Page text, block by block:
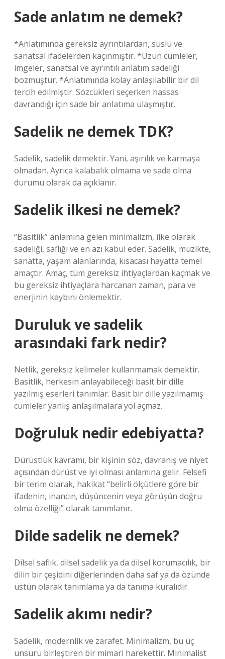
Sade anlatım ne demek?
*Anlatımında gereksiz ayrıntılardan, süslü ve
sanatsal ifadelerden kaçınmıştır. *Uzun cümleler,
imgeler, sanatsal ve ayrıntılı anlatım sadeliği
bozmuştur. *Anlatımında kolay anlaşılabilir bir dil
tercih edilmiştir. Sözcükleri seçerken hassas
davrandığı için sade bir anlatıma ulaşmıştır.
Sadelik ne demek TDK?
Sadelik, sadelik demektir. Yani, aşırılık ve karmaşa
olmadan. Ayrıca kalabalık olmama ve sade olma
durumu olarak da açıklanır.
Sadelik ilkesi ne demek?
“Basitlik” anlamına gelen minimalizm, ilke olarak
sadeliği, saflığı ve en azı kabul eder. Sadelik, müzikte,
sanatta, yaşam alanlarında, kısacası hayatta temel
amaçtır. Amaç, tüm gereksiz ihtiyaçlardan kaçmak ve
bu gereksiz ihtiyaçlara harcanan zaman, para ve
enerjinin kaybını önlemektir.
Duruluk ve sadelik
arasındaki fark nedir?
Netlik, gereksiz kelimeler kullanmamak demektir.
Basitlik, herkesin anlayabileceği basit bir dille
yazılmış eserleri tanımlar. Basit bir dille yazılmamış
cümleler yanlış anlaşılmalara yol açmaz.
Doğruluk nedir edebiyatta?
Dürüstlük kavramı, bir kişinin söz, davranış ve niyet
açısından dürüst ve iyi olması anlamına gelir. Felsefi
bir terim olarak, hakikat “belirli ölçütlere göre bir
ifadenin, inancın, düşüncenin veya görüşün doğru
olma özelliği” olarak tanımlanır.
Dilde sadelik ne demek?
Dilsel saflık, dilsel sadelik ya da dilsel korumacılık, bir
dilin bir çeşidini diğerlerinden daha saf ya da özünde
üstün olarak tanımlama ya da tanıma kuralıdır.
Sadelik akımı nedir?
Sadelik, modernlik ve zarafet. Minimalizm, bu üç
unsuru birleştiren bir mimari harekettir. Minimalist